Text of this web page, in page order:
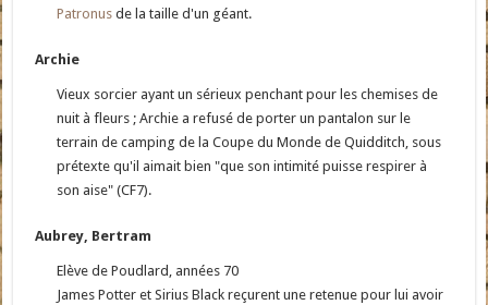
Patronus de la taille d'un géant.
Archie
Vieux sorcier ayant un sérieux penchant pour les chemises de
nuit à fleurs ; Archie a refusé de porter un pantalon sur le
terrain de camping de la Coupe du Monde de Quidditch, sous
prétexte qu'il aimait bien "que son intimité puisse respirer à
son aise" (CF7).
Aubrey, Bertram
Elève de Poudlard, années 70
James Potter et Sirius Black reçurent une retenue pour lui avoir